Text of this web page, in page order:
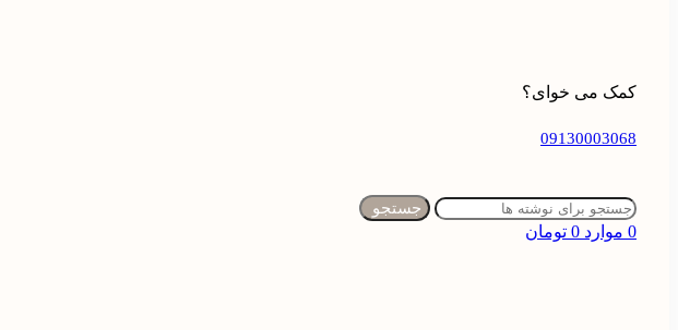
کمک می خوای؟
09130003068
جستجو
0 موارد 0 تومان